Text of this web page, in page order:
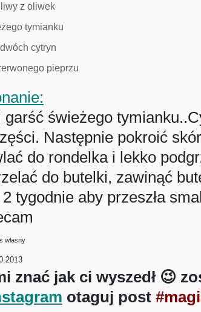
z oliwek
tymianku
cytryn
pieprzu
świeżego
Następnie pokroić
do rondelka i lekko
do butelki, zawinąć
tygodnie aby przeszła
własny
znać jak ci wyszedł 😉
otaguj post